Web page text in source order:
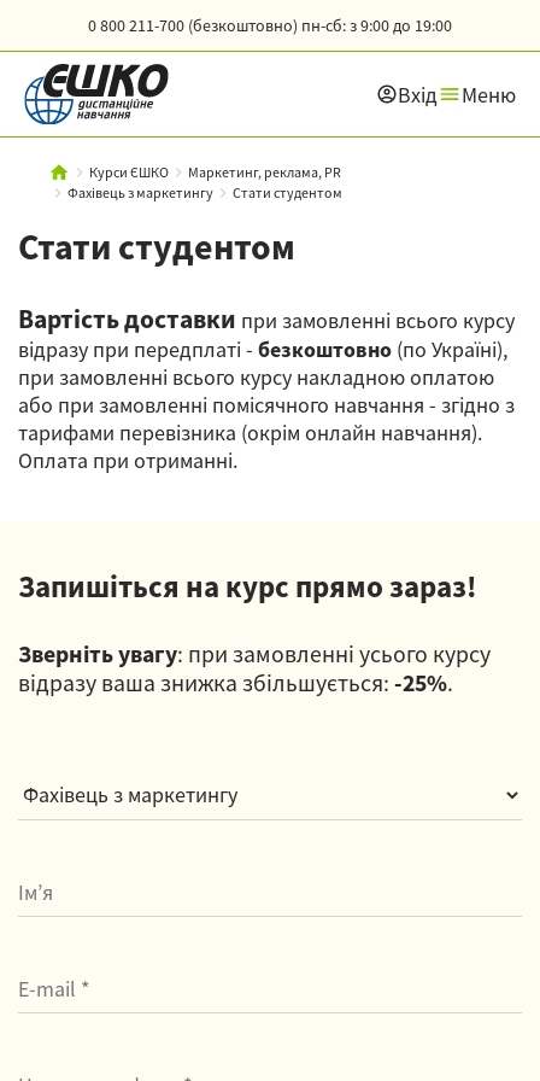
0 800 211-700 (безкоштовно) пн-сб: з 9:00 до 19:00
Вхід Меню
Курси ЄШКО
Маркетинг, реклама, PR
Фахівець з маркетингу
Стати студентом
Стати студентом
Вартість доставки при замовленні всього курсу
відразу при передплаті - безкоштовно (по Україні),
при замовленні всього курсу накладною оплатою
або при замовленні помісячного навчання - згідно з
тарифами перевізника (окрім онлайн навчання).
Оплата при отриманні.
Запишіться на курс прямо зараз!
Зверніть увагу: при замовленні усього курсу
відразу ваша знижка збільшується: -25%.